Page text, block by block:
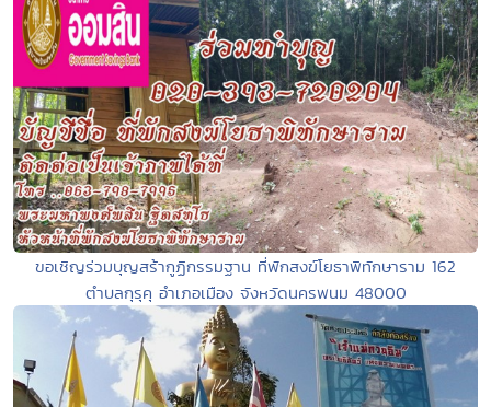
ขอเชิญร่วมบุญสร้ากูฏิกรรมฐาน ที่พักสงฆ์โยธาพิทักษาราม 162
ตำบลกุรุคุ อำเภอเมือง จังหวัดนครพนม 48000